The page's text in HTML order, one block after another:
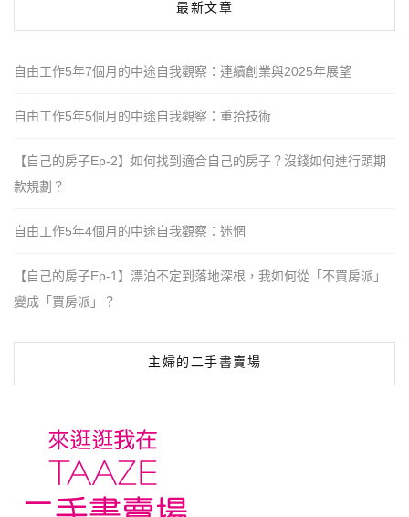
最新文章
自由工作5年7個月的中途自我觀察：連續創業與2025年展望
自由工作5年5個月的中途自我觀察：重拾技術
【自己的房子Ep-2】如何找到適合自己的房子？沒錢如何進行頭期
款規劃？
自由工作5年4個月的中途自我觀察：迷惘
【自己的房子Ep-1】漂泊不定到落地深根，我如何從「不買房派」
變成「買房派」？
主婦的二手書賣場